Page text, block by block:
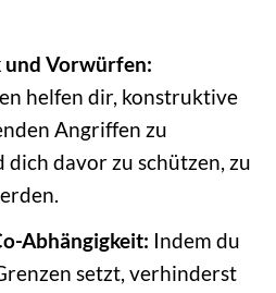
Vorwürfen:
helfen dir, konstruktive
Angriffen zu
davor zu schützen, zu
Abhängigkeit: Indem du
setzt, verhinderst